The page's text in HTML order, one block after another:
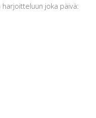
joka päivä: